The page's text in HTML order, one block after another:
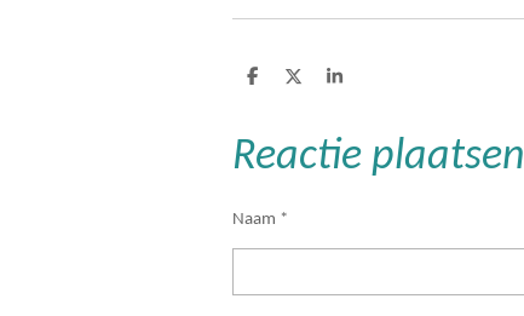
D
e
n
D
S
r
e
Reactie plaatsen
Naam *